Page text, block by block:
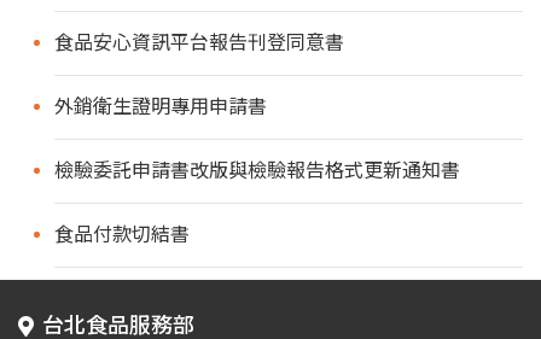
食品安心資訊平台報告刊登同意書
外銷衛生證明專用申請書
檢驗委託申請書改版與檢驗報告格式更新通知書
食品付款切結書
台北食品服務部